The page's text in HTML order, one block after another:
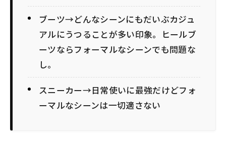
ブーツ→どんなシーンにもだいぶカジュ
アルにうつることが多い印象。ヒールブ
ーツならフォーマルなシーンでも問題な
し。
スニーカー→日常使いに最強だけどフォ
ーマルなシーンは一切適さない